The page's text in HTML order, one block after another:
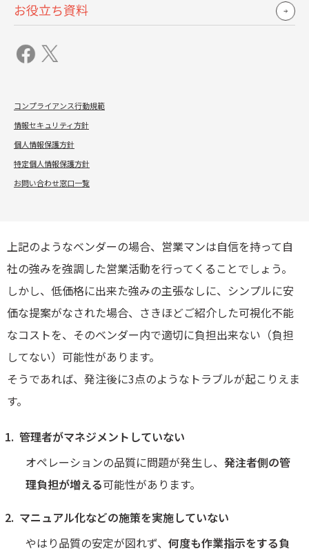
お役立ち資料
コンプライアンス行動規範
情報セキュリティ方針
個人情報保護方針
特定個人情報保護方針
お問い合わせ窓口一覧
お手頃価格にご用心
逆に、上記のようなコストを考えなくても「効果」がでそ
もちろん、人件費コストの安い地方拠点や海外拠点の活用
によるコスト削減や、プロセスの徹底的な効率化、システ
ム投資等を行うことでコスト削減を実現した末での価格設
定であれば問題ありません。（これらの場合は、プロセス
の柔軟性が無いなどのリスクがあるため事前確認が必要で
上記のようなベンダーの場合、営業マンは自信を持って自
社の強みを強調した営業活動を行ってくることでしょう。
しかし、低価格に出来た強みの主張なしに、シンプルに安
価な提案がなされた場合、さきほどご紹介した可視化不能
なコストを、そのベンダー内で適切に負担出来ない（負担
してない）可能性があります。
そうであれば、発注後に3点のようなトラブルが起こりえま
す。
管理者がマネジメントしていない
オペレーションの品質に問題が発生し、 発注者側の管
理負担が増える可能性があります。
マニュアル化などの施策を実施していない
やはり品質の安定が図れず、 何度も作業指示をする負